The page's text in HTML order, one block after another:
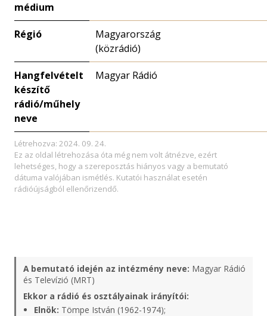
médium
Régió
Magyarország
(közrádió)
Hangfelvételt
készítő
rádió/műhely
neve
Magyar Rádió
Létrehozva: 2024. 09. 24.
Ez az oldal létrehozása óta még nem volt átnézve, ezért
lehetséges, hogy a szereposztás hiányos vagy a bemutató
dátuma valójában ismétlés. Kutatói használat esetén
rádióújságból ellenőrizendő.
A bemutató idején az intézmény neve: Magyar Rádió
és Televízió (MRT)
Ekkor a rádió és osztályainak irányítói:
Elnök: Tömpe István (1962-1974);